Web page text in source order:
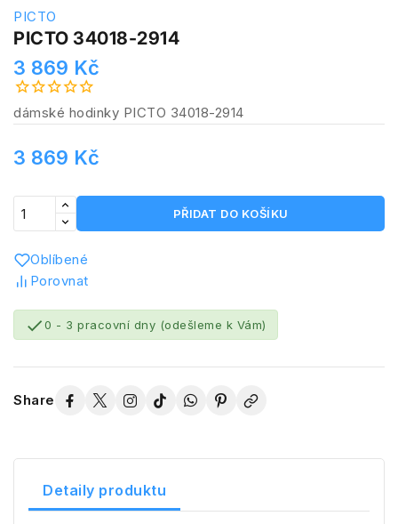
PICTO
PICTO 34018-2914
3 869 Kč
dámské hodinky PICTO 34018-2914
3 869 Kč
PŘIDAT DO KOŠÍKU
Oblíbené
Porovnat
0 - 3 pracovní dny (odešleme k Vám)
Share
Detaily produktu